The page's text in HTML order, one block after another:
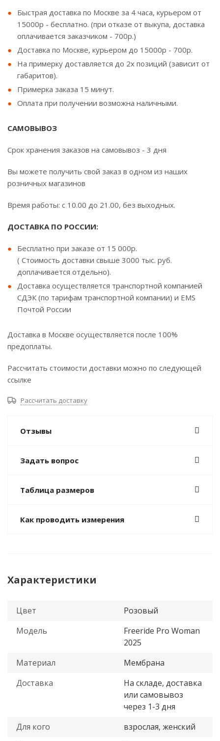
Быстрая доставка по Москве за 4 часа, курьером от
15000р - бесплатно. (при отказе от выкупа, доставка
оплачивается заказчиком - 700р.)
Доставка по Москве, курьером до 15000р - 700р.
На примерку доставляется до 2х позиций (зависит от
габаритов).
Примерка заказа 15 минут.
Оплата при получении возможна наличными.
САМОВЫВОЗ
Срок хранения заказов на самовывоз - 3 дня
Вы можете получить свой заказ в одном из наших
розничных магазинов
Время работы: с 10.00 до 21.00, без выходных.
ДОСТАВКА ПО РОССИИ:
Бесплатно при заказе от 15 000р.
( Стоимость доставки свыше 3000 тыс. руб.
доплачивается отдельно).
Доставка осуществляется транспортной компанией
СДЭК (по тарифам транспортной компании) и EMS
Почтой России
Доставка в Москве осуществляется после 100%
предоплаты.
Рассчитать стоимости доставки можно по следующей
ссылке
Рассчитать доставку
Отзывы
Задать вопрос
Таблица размеров
Как проводить измерения
Характеристики
Цвет
Розовый
Модель
Freeride Pro Woman
2025
Материал
Мембрана
Доставка
На складе, доставка
или самовывоз
через 1-3 дня
Для кого
взрослая, женский